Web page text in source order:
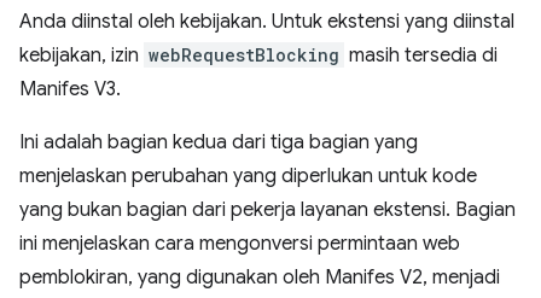
Anda diinstal oleh kebijakan. Untuk ekstensi yang diinstal
kebijakan, izin webRequestBlocking masih tersedia di
Manifes V3.
Ini adalah bagian kedua dari tiga bagian yang
menjelaskan perubahan yang diperlukan untuk kode
yang bukan bagian dari pekerja layanan ekstensi. Bagian
ini menjelaskan cara mengonversi permintaan web
pemblokiran, yang digunakan oleh Manifes V2, menjadi